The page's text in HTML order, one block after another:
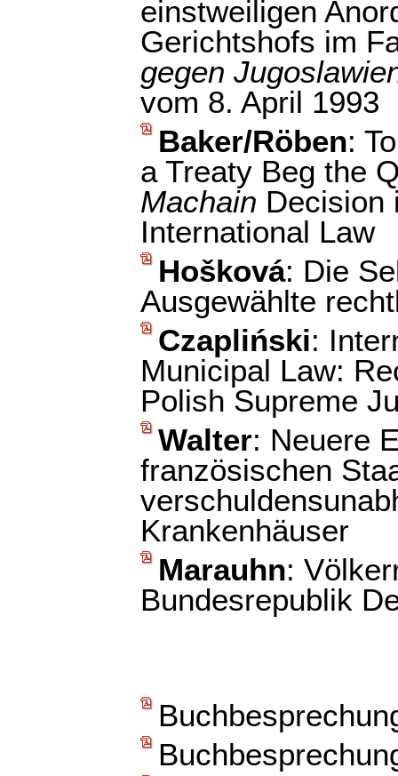
einstweiligen
Gerichtshofs im
gegen
vom 8. April 1993
Baker/Röben:
a Treaty Beg the
Machain Decision
International Law
Hošková: Die
Ausgewählte
Czapliński:
Municipal Law:
Polish Supreme
Walter: Neuere
französischen
Krankenhäuser
Marauhn:
Bundesrepublik